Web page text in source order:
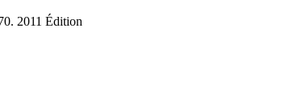
2011 Édition